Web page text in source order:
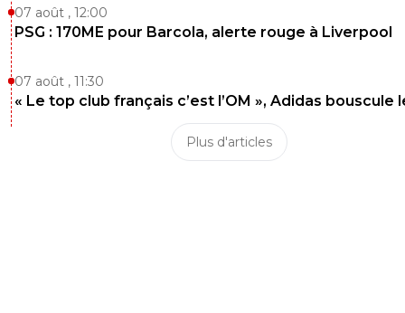
07 août , 12:00
PSG : 170ME pour Barcola, alerte rouge à Liverpool
07 août , 11:30
« Le top club français c’est l’OM », Adidas bouscule
Plus d'articles